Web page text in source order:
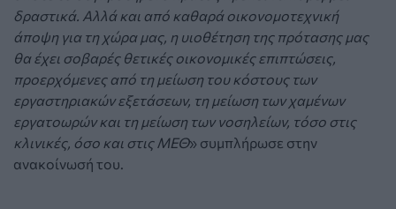
δραστικά. Αλλά και από καθαρά οικονομοτεχνική
άποψη για τη χώρα μας, η υιοθέτηση της πρότασης μας
θα έχει σοβαρές θετικές οικονομικές επιπτώσεις,
προερχόμενες από τη μείωση του κόστους των
εργαστηριακών εξετάσεων, τη μείωση των χαμένων
εργατοωρών και τη μείωση των νοσηλείων, τόσο στις
κλινικές, όσο και στις ΜΕΘ» συμπλήρωσε στην
ανακοίνωσή του.